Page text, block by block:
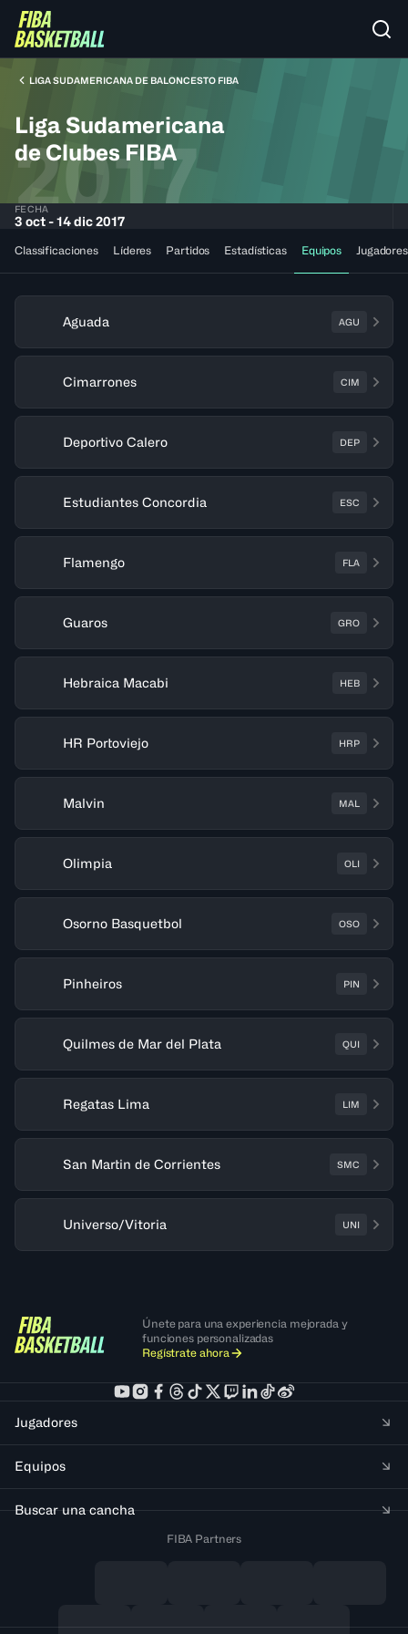
LIGA SUDAMERICANA DE BALONCESTO FIBA
Liga Sudamericana
de Clubes FIBA
2017
FECHA
3 oct - 14 dic 2017
Classificaciones Líderes Partidos Estadísticas Equipos Jugadores
Aguada AGU
Cimarrones CIM
Deportivo Calero DEP
Estudiantes Concordia ESC
Flamengo FLA
Guaros GRO
Hebraica Macabi HEB
HR Portoviejo HRP
Malvin MAL
Olimpia OLI
Osorno Basquetbol OSO
Pinheiros PIN
Quilmes de Mar del Plata QUI
Regatas Lima LIM
San Martin de Corrientes SMC
Universo/Vitoria UNI
Únete para una experiencia mejorada y
funciones personalizadas
Regístrate ahora
Jugadores
Equipos
Buscar una cancha
FIBA Partners